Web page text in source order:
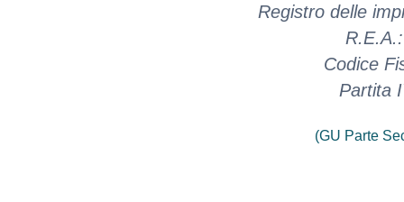
Registro delle
Codice
Partita
(GU Parte